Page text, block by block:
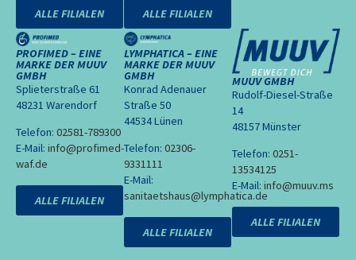
ALLE FILIALEN ALLE FILIALEN
PROFIMED – EINE
MARKE DER MUUV
GMBH
Splieterstraße 61
48231 Warendorf
Telefon: 02581-789300
E-Mail: info@profimed-
waf.de
ALLE FILIALEN
LYMPHATICA – EINE
MARKE DER MUUV
GMBH
Konrad Adenauer
Straße 50
44534 Lünen
Telefon: 02306-
9331111
E-Mail:
sanitaetshaus@lymphatica.de
ALLE FILIALEN
MUUV GMBH
Rudolf-Diesel-Straße
14
48157 Münster
Telefon: 0251-
13534125
E-Mail: info@muuv.ms
ALLE FILIALEN